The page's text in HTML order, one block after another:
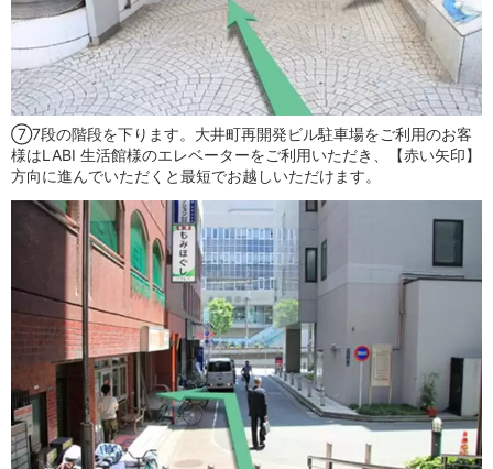
⑦7段の階段を下ります。大井町再開発ビル駐車場をご利用のお客
様はLABI 生活館様のエレベーターをご利用いただき、【赤い矢印】
方向に進んでいただくと最短でお越しいただけます。